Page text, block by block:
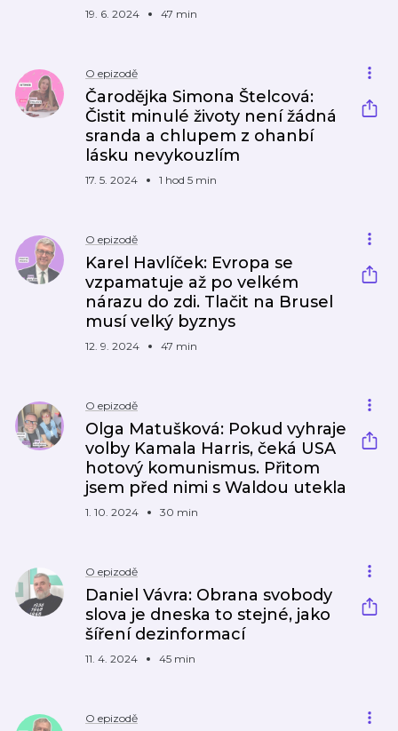
19. 6. 2024 47 min
O epizodě
Čarodějka Simona Štelcová:
Čistit minulé životy není žádná
sranda a chlupem z ohanbí
lásku nevykouzlím
17. 5. 2024 1 hod 5 min
O epizodě
Karel Havlíček: Evropa se
vzpamatuje až po velkém
nárazu do zdi. Tlačit na Brusel
musí velký byznys
12. 9. 2024 47 min
O epizodě
Olga Matušková: Pokud vyhraje
volby Kamala Harris, čeká USA
hotový komunismus. Přitom
jsem před nimi s Waldou utekla
1. 10. 2024 30 min
O epizodě
Daniel Vávra: Obrana svobody
slova je dneska to stejné, jako
šíření dezinformací
11. 4. 2024 45 min
O epizodě